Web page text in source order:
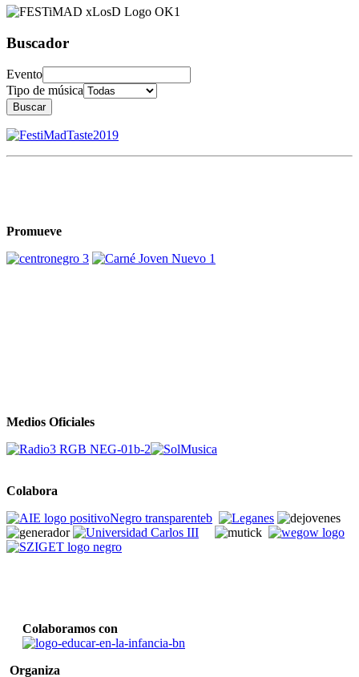
Buscador
Evento
Tipo de música
Buscar
Promueve
Medios Oficiales
Colabora
Colaboramos con
Organiza